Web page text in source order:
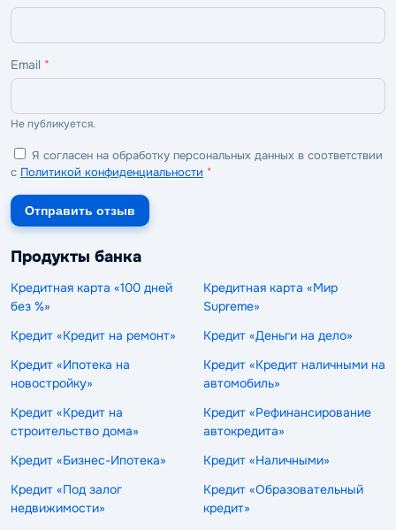
Email *
Не публикуется.
Я согласен на обработку персональных данных в соответствии
с Политикой конфиденциальности *
Отправить отзыв
Продукты банка
Кредитная карта «100 дней
без %»
Кредитная карта «Мир
Supreme»
Кредит «Кредит на ремонт»
Кредит «Деньги на дело»
Кредит «Ипотека на
новостройку»
Кредит «Кредит наличными на
автомобиль»
Кредит «Кредит на
строительство дома»
Кредит «Рефинансирование
автокредита»
Кредит «Бизнес-Ипотека»
Кредит «Наличными»
Кредит «Под залог
недвижимости»
Кредит «Образовательный
кредит»